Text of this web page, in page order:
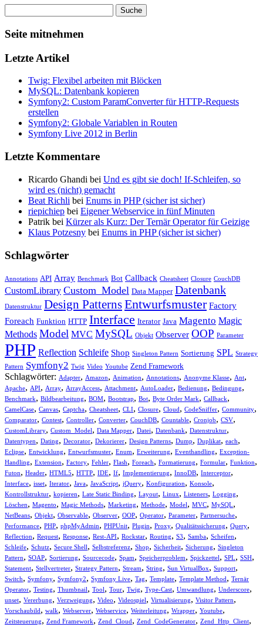
Seite mitnehmen
Letzte Artikel
Twig: Flexibel arbeiten mit Blöcken
MySQL: Datenbank kopieren
Symfony2: Custom ParamConverter für HTTP-Requests
erstellen
Symfony2: Globale Variablen in Routen
Symfony Live 2012 in Berlin
Letzte Kommentare
Ricardo Ghandi bei Und es gibt sie doch! If-Schleifen, so
wird es (nicht) gemacht
Beat Richli bei Enums in PHP (sicher ist sicher)
riepichiep bei Eigener Webservice in fünf Minuten
Patrik bei Kürzer als Kurz: Der Ternär Operator für Geizige
Klaus Potzesny bei Enums in PHP (sicher ist sicher)
Schlagwörter
Annotations API Array Benchmark Bot Callback Cheatsheet Closure CouchDB
CustomLibrary Custom_Model Data Mapper Datenbank
Datenstruktur Design PatternsEntwurfsmuster Factory
Foreach Funktion HTTP Interface Iterator Java Magento Magic
Methods Model MVC MySQL Objekt Observer OOP Parameter
PHP Reflection Schleife Shop Singleton Pattern Sortierung SPL Strategy
Pattern Symfony2 Twig Video Youtube Zend Framework
Schlagwörter: Adapter, Amazon, Animation, Annotations, Anonyme Klasse, Ant,
Apache, API, Array, ArrayAccess, Attachment, AutoLoader, Bedienung, Bedingung,
Benchmark, Bildbearbeitung, BOM, Bootstrap, Bot, Byte Order Mark, Callback,
CamelCase, Canvas, Captcha, Cheatsheet, CLI, Closure, Cloud, CodeSniffer, Community,
Comparator, Contest, Controller, Converter, CouchDB, Countable, Cronjob, CSV,
CustomLibrary, Custom_Model, Data Mapper, Datei, Datenbank, Datenstruktur,
Datentypen, Dating, Decorator, Dekorierer, Design Patterns, Dump, Duplikat, each,
Eclipse, Entwicklung, Entwurfsmuster, Enum, Erweiterung, Eventhandling, Exception-
Handling, Extension, Factory, Fehler, Flash, Foreach, Formatierung, Formular, Funktion,
Futon, Header, HTML5, HTTP, IDE, If, Implementierung, InnoDB, Interceptor,
Interface, isset, Iterator, Java, JavaScript, jQuery, Konfiguration, Konsole,
Kontrollstruktur, kopieren, Late Static Binding, Layout, Linux, Listeners, Logging,
Löschen, Magento, Magic Methods, Marketing, Methode, Model, MVC, MySQL,
NetBeans, Objekt, Observable, Observer, OOP, Operator, Parameter, Partnersuche,
Performance, PHP, phpMyAdmin, PHPUnit, Plugin, Proxy, Qualitätssicherung, Query,
Reflection, Request, Response, Rest-API, Rockstar, Routing, S3, Samba, Scheifen,
Schleife, Schutz, Secure Shell, Selbstreferenz, Shop, Sicherheit, Sicherung, Singleton
Pattern, SOAP, Sortierung, Sourcecode, Spam, Speicherproblem, Spickzettel, SPL, SSH,
Statement, Stellvertreter, Strategy Pattern, Stream, String, Sun VirtualBox, Support,
Switch, Symfony, Symfony2, Symfony Live, Tag, Template, Template Method, Ternär
Operator, Testing, Thumbnail, Tool, Tour, Twig, Type-Cast, Umwandlung, Underscore,
unset, Vererbung, Verzweigung, Video, Videospiel, Virtualisierung, Visitor Pattern,
Vorschaubild, walk, Webserver, Webservice, Weiterleitung, Wrapper, Youtube,
Zeitsteuerung, Zend Framework, Zend_Cloud, Zend_CodeGenerator, Zend_Http_Client,